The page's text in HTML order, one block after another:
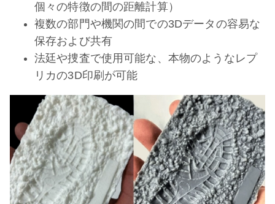
個々の特徴の間の距離計算）
複数の部門や機関の間での3Dデータの容易な
保存および共有
法廷や捜査で使用可能な、本物のようなレプ
リカの3D印刷が可能